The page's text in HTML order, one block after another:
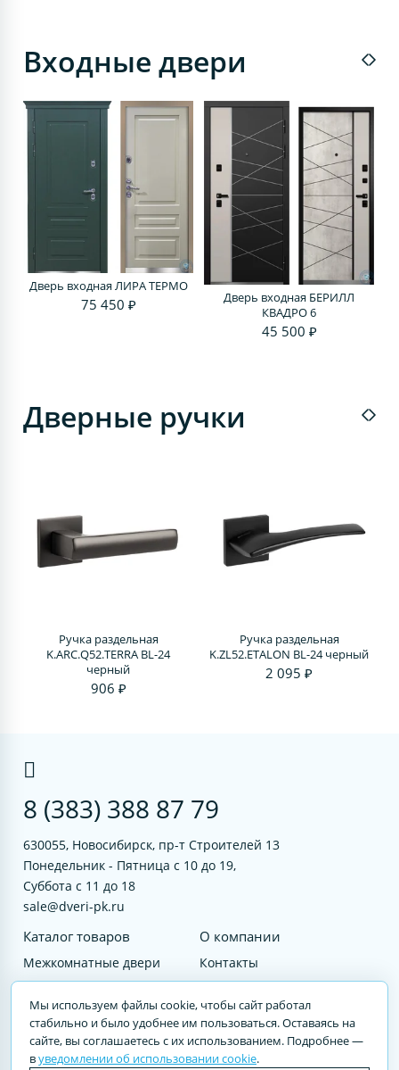
Входные двери
Дверь входная ЛИРА ТЕРМО
75 450 ₽
Дверь входная БЕРИЛЛ
КВАДРО 6
45 500 ₽
Дверные ручки
Ручка раздельная
K.ARC.Q52.TERRA BL-24
черный
906 ₽
Ручка раздельная
K.ZL52.ETALON BL-24 черный
2 095 ₽
8 (383) 388 87 79
630055, Новосибирск, пр-т Строителей 13
Понедельник - Пятница с 10 до 19,
Суббота с 11 до 18
sale@dveri-pk.ru
Каталог товаров
Межкомнатные двери
Входные двери
Услуги
О компании
Контакты
Мы используем файлы cookie, чтобы сайт работал
стабильно и было удобнее им пользоваться. Оставаясь на
сайте, вы соглашаетесь с их использованием. Подробнее —
вуведомлении об использовании cookie.